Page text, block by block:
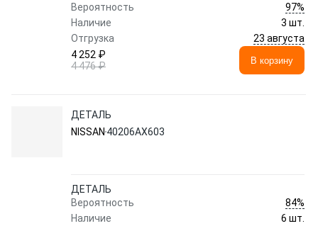
Вероятность
97%
Наличие
3 шт.
Отгрузка
23 августа
4 252 ₽
4 476 ₽
В корзину
ДЕТАЛЬ
NISSAN 40206AX603
ДЕТАЛЬ
Вероятность
84%
Наличие
6 шт.